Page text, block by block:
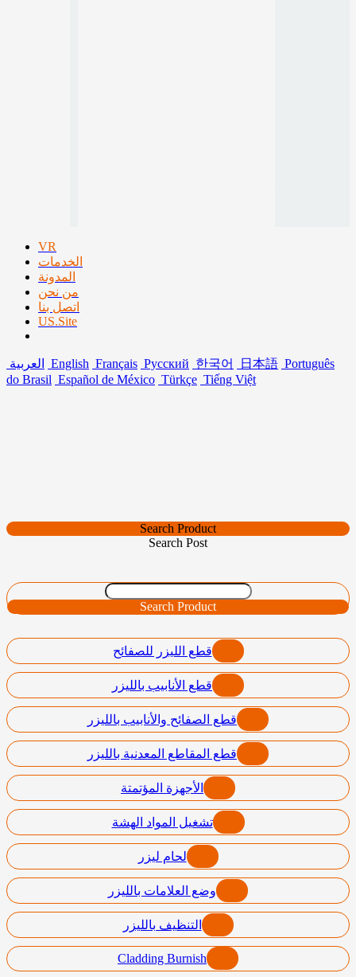
VR
الخدمات
المدونة
من نحن
اتصل بنا
US.Site
العربية English Français Русский 한국어 日本語 Português
do Brasil Español de México Türkçe Tiếng Việt
Search Product
Search Post
Search Product
قطع الليزر للصفائح
قطع الأنابيب بالليزر
قطع الصفائح والأنابيب بالليزر
قطع المقاطع المعدنية بالليزر
الأجهزة المؤتمتة
تشغيل المواد الهشة
لحام ليزر
وضع العلامات بالليزر
التنظيف بالليزر
Cladding Burnish